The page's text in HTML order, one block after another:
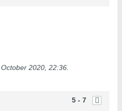
2020, 22:36
5 - 7